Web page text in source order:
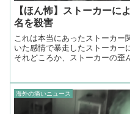
【ほん怖】ストーカーに
名を殺害
これは本当にあったストーカ
いた感情で暴走したストーカー
それどころか、ストーカーの歪
海外の痛いニュース